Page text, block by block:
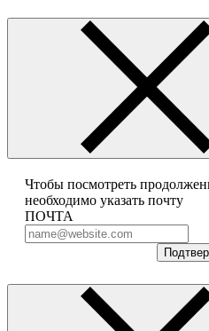
Чтобы посмотреть
необходимо указать почту
ПОЧТА